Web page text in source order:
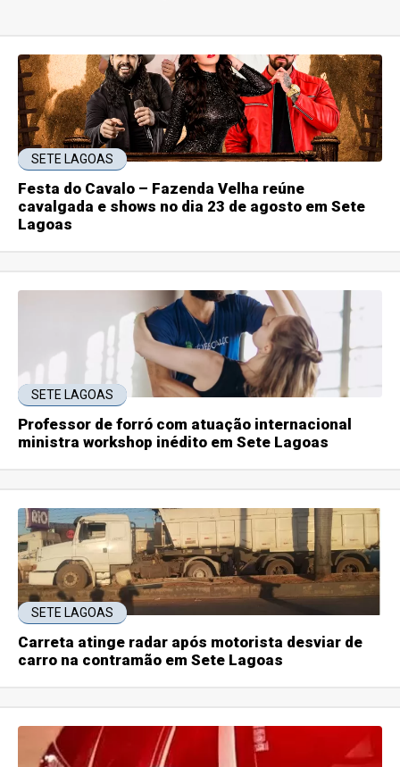
SETE LAGOAS
Festa do Cavalo – Fazenda Velha reúne
cavalgada e shows no dia 23 de agosto em Sete
Lagoas
SETE LAGOAS
Professor de forró com atuação internacional
ministra workshop inédito em Sete Lagoas
SETE LAGOAS
Carreta atinge radar após motorista desviar de
carro na contramão em Sete Lagoas